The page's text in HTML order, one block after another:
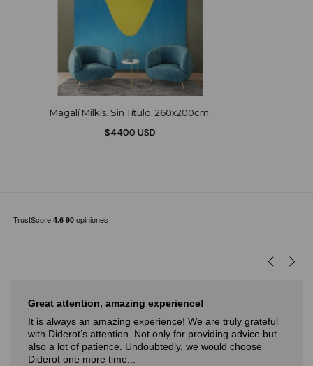
Magalí Milkis. Sin Título. 260x200cm.
$4400 USD
Great attention, amazing experience!
It is always an amazing experience! We are truly grateful
with Diderot’s attention. Not only for providing advice but
also a lot of patience. Undoubtedly, we would choose
Diderot one more time...